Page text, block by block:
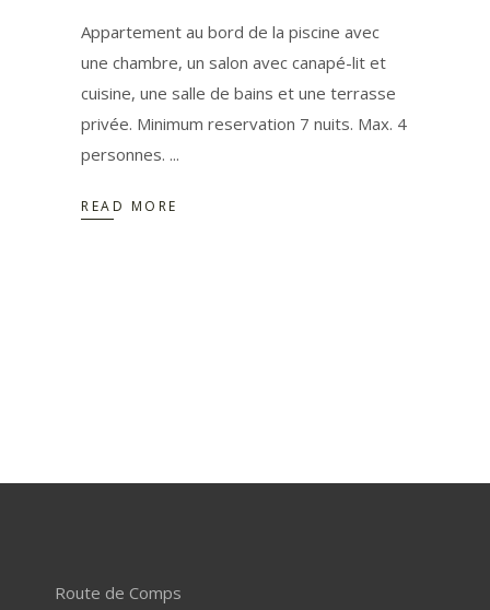
Appartement au bord de la piscine avec
une chambre, un salon avec canapé-lit et
cuisine, une salle de bains et une terrasse
privée. Minimum reservation 7 nuits. Max. 4
personnes.
READ MORE
Route de Comps